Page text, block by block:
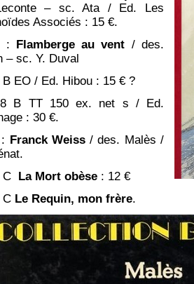
– sc. Ata / Ed. Les
Associés : 15 €.
: Flamberge au vent / des.
– sc. Y. Duval
B EO / Ed. Hibou : 15 € ?
B TT 150 ex. net s / Ed.
: 30 €.
Franck Weiss / des. Malès /
C La Mort obèse : 12 €
C Le Requin, mon frère.